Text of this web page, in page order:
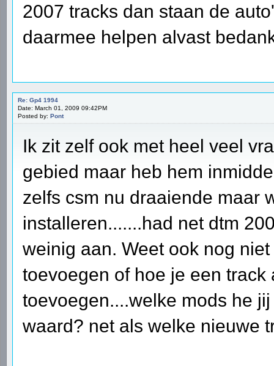
2007 tracks dan staan de
daarmee helpen alvast
Re: Gp4 1994
Date: March 01, 2009 09:42PM
Posted by: Pont
Ik zit zelf ook met heel veel
gebied maar heb hem
zelfs csm nu draaiende maar
installeren.......had net dtm
weinig aan. Weet ook nog
toevoegen of hoe je een
toevoegen....welke mods he
waard? net als welke nieuwe